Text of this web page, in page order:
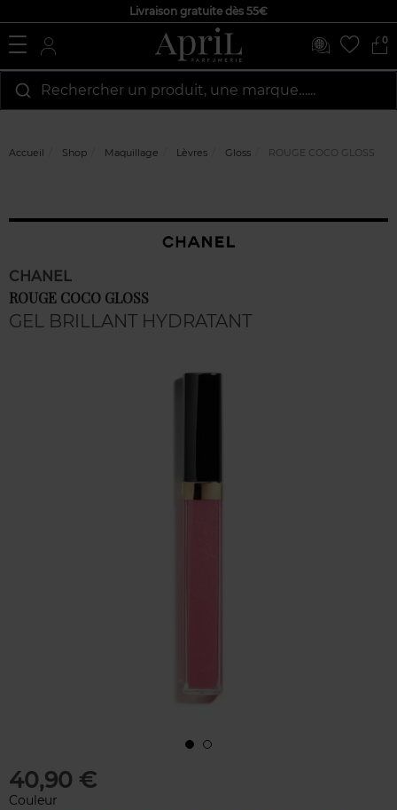
Livraison gratuite dès 55€
0
Rechercher un produit, une marque…...
Accueil Shop Maquillage Lèvres Gloss ROUGE COCO GLOSS
CHANEL
ROUGE COCO GLOSS
GEL BRILLANT HYDRATANT
40,90 €
Couleur